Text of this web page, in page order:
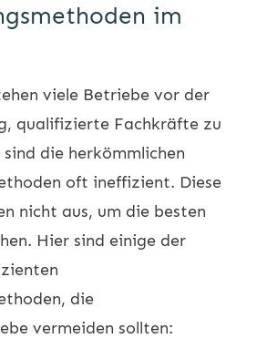
im
viele Betriebe vor der
qualifizierte Fachkräfte zu
die herkömmlichen
oft ineffizient. Diese
nicht aus, um die besten
Hier sind einige der
die
vermeiden sollten: